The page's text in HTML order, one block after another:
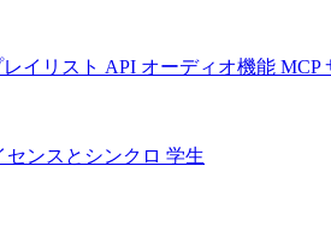
レイリスト API オーディオ機能 MCP
センスとシンクロ 学生